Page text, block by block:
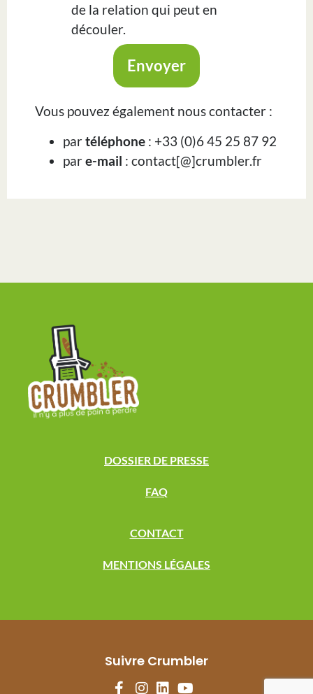
de la relation qui peut en
découler.
Envoyer
Vous pouvez également nous contacter :
partéléphone : +33 (0)6 45 25 87 92
pare-mail : contact[@]crumbler.fr
DOSSIER DE PRESSE
FAQ
CONTACT
MENTIONS LÉGALES
Suivre Crumbler